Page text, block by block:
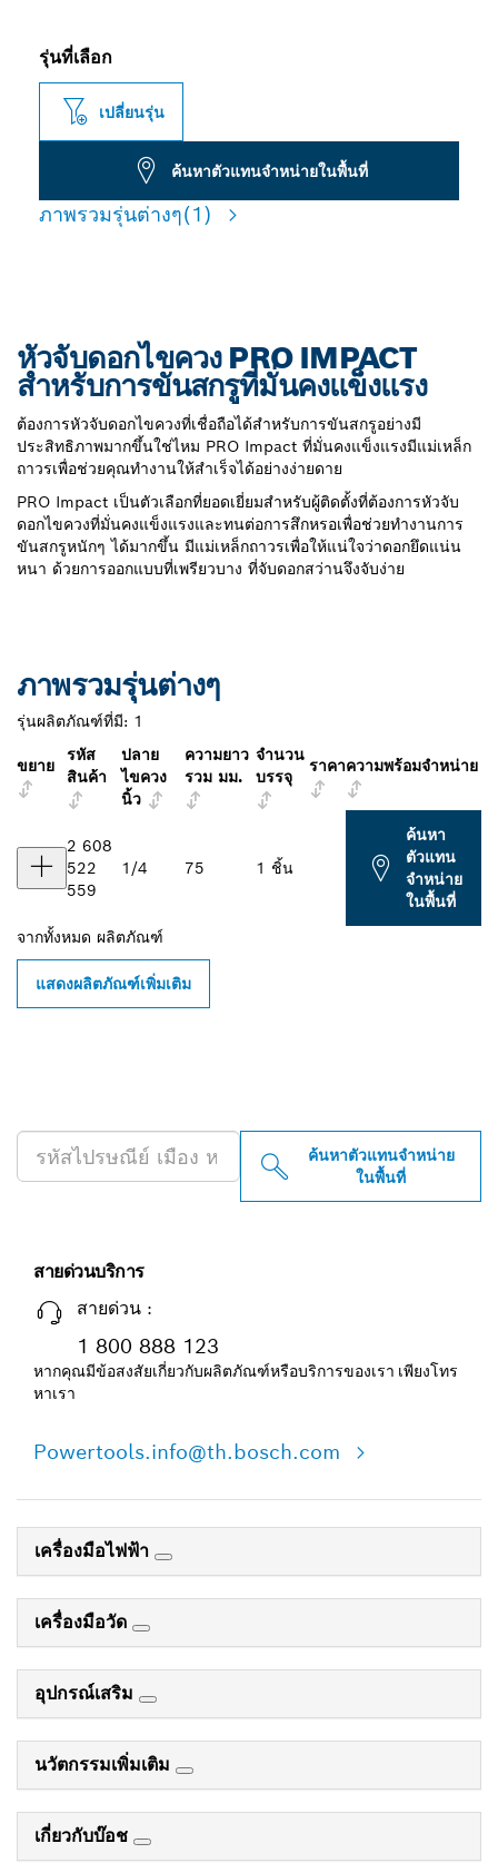
รุ่นที่เลือก
เปลี่ยนรุ่น
ค้นหาตัวแทนจำหน่ายในพื้นที่
ภาพรวมรุ่นต่างๆ(1)
หัวจับดอกไขควง PRO IMPACT
สำหรับการขันสกรูที่มั่นคงแข็งแรง
ต้องการหัวจับดอกไขควงที่เชื่อถือได้สำหรับการขันสกรูอย่างมี
ประสิทธิภาพมากขึ้นใช่ไหม PRO Impact ที่มั่นคงแข็งแรงมีแม่เหล็ก
ถาวรเพื่อช่วยคุณทำงานให้สำเร็จได้อย่างง่ายดาย
PRO Impact เป็นตัวเลือกที่ยอดเยี่ยมสำหรับผู้ติดตั้งที่ต้องการหัวจับ
ดอกไขควงที่มั่นคงแข็งแรงและทนต่อการสึกหรอเพื่อช่วยทำงานการ
ขันสกรูหนักๆ ได้มากขึ้น มีแม่เหล็กถาวรเพื่อให้แน่ใจว่าดอกยึดแน่น
หนา ด้วยการออกแบบที่เพรียวบาง ที่จับดอกสว่านจึงจับง่าย
ภาพรวมรุ่นต่างๆ
รุ่นผลิตภัณฑ์ที่มี: 1
ขยาย
รหัส
สินค้า
ปลาย
ไขควง
นิ้ว
ความยาว
รวม มม.
จำนวน
บรรจุ
ราคาความพร้อมจำหน่าย
2 608
522
559
1/4 75 1 ชิ้น
ค้นหา
ตัวแทน
จำหน่าย
ในพื้นที่
จากทั้งหมด ผลิตภัณฑ์
แสดงผลิตภัณฑ์เพิ่มเติม
ค้นหาตัวแทนจำหน่าย
ในพื้นที่
สายด่วนบริการ
สายด่วน :
1 800 888 123
หากคุณมีข้อสงสัยเกี่ยวกับผลิตภัณฑ์หรือบริการของเรา เพียงโทร
หาเรา
Powertools.info@th.bosch.com
เครื่องมือไฟฟ้า
เครื่องมือวัด
อุปกรณ์เสริม
นวัตกรรมเพิ่มเติม
เกี่ยวกับบ๊อช